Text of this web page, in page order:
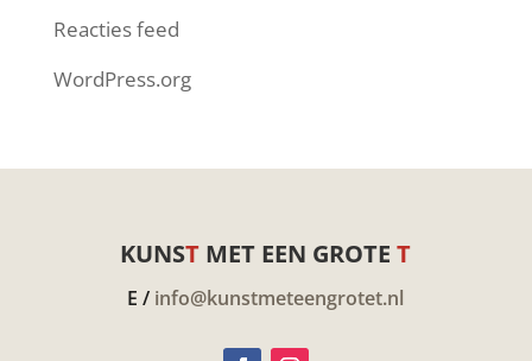
Reacties feed
WordPress.org
KUNST MET EEN GROTET
E / info@kunstmeteengrotet.nl